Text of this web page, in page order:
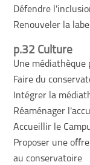
Défendre
Renouveler la
p.32 Culture
Une médiathèque
Faire du
Intégrer la
Réaménager
Accueillir le
Proposer une
au conservatoire